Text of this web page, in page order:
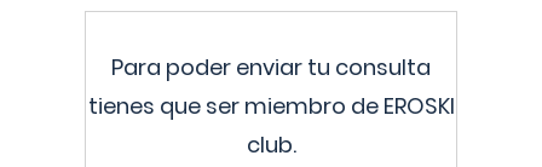
Para poder enviar tu consulta
tienes que ser miembro de EROSKI
club.